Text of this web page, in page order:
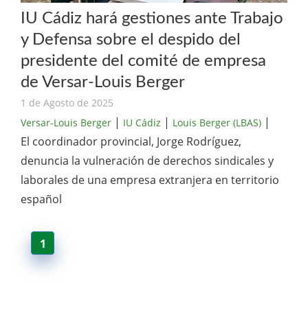
IU Cádiz hará gestiones ante Trabajo
y Defensa sobre el despido del
presidente del comité de empresa
de Versar-Louis Berger
1 de Agosto de 2025
Versar-Louis Berger | IU Cádiz | Louis Berger (LBAS) |
El coordinador provincial, Jorge Rodríguez,
denuncia la vulneración de derechos sindicales y
laborales de una empresa extranjera en territorio
español
1